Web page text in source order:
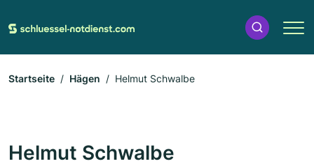
Startseite Hägen Helmut Schwalbe
Helmut Schwalbe